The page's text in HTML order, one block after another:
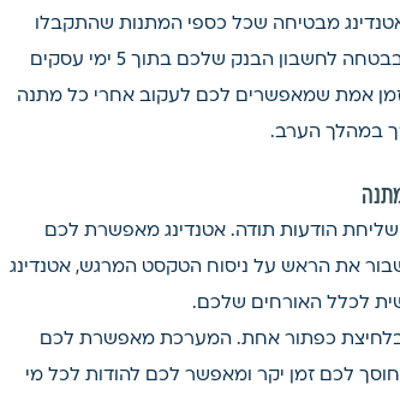
אטנדינג מבטיחה שכל כספי המתנות שהתקבלו
באשראי (בניכוי העמלה המשולמת על ידי האורח) יועברו ישירות ובבטחה לחשבון הבנק שלכם בתוך 5 ימי עסקים
אמת שמאפשרים לכם לעקוב אחרי כל מתנה
במהלך הערב.
הודעות תודה. אטנדינג מאפשרת לכם
את הראש על ניסוח הטקסט המרגש, אטנדינג
לכלל האורחים שלכם.
בלחיצת כפתור אחת. המערכת מאפשרת לכם
לכם זמן יקר ומאפשר לכם להודות לכל מי